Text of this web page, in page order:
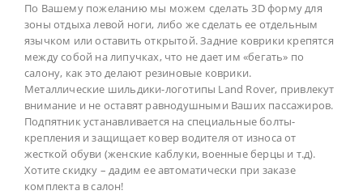
По Вашему пожеланию мы можем сделать 3D форму для
зоны отдыха левой ноги, либо же сделать ее отдельным
язычком или оставить открытой. Задние коврики крепятся
между собой на липучках, что не дает им «бегать» по
салону, как это делают резиновые коврики.
Металлические шильдики-логотипы Land Rover, привлекут
внимание и не оставят равнодушными Ваших пассажиров.
Подпятник устанавливается на специальные болты-
крепления и защищает ковер водителя от износа от
жесткой обуви (женские каблуки, военные берцы и т.д).
Хотите скидку – дадим ее автоматически при заказе
комплекта в салон!